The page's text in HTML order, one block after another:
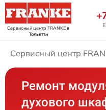
Сервисный центр FRANKEв
Тольятти
Сервисный центр
Ремонт
духового